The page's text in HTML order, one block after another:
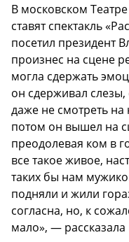
В московском
ставят спектакль
посетил президент
произнес на сцене
могла сдержать
он сдерживал
даже не смотреть
потом он вышел на
преодолевая ком в
все такое живое,
таких бы нам
подняли и жили
согласна, но, к
мало», —